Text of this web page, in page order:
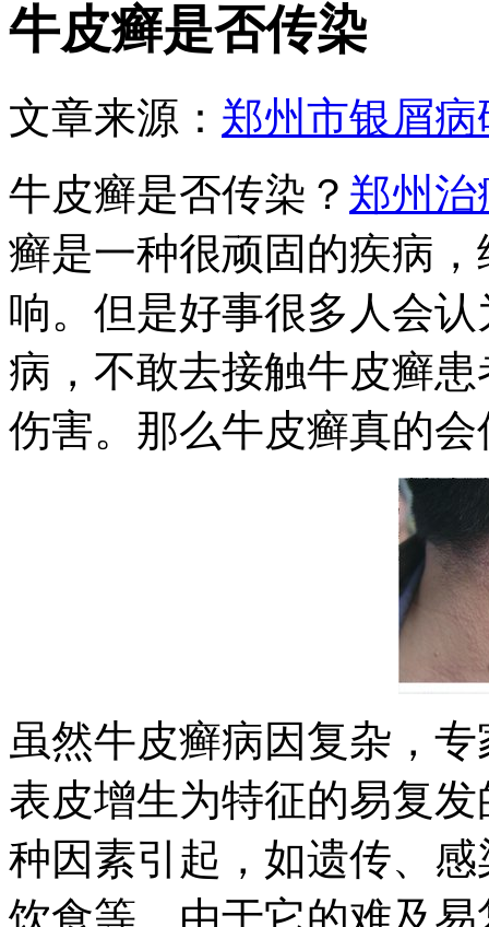
牛皮癣是否传染
文章来源： 郑州市银屑病
牛皮癣是否传染？ 郑州
癣是一种很顽固的疾病
响。但是好事很多人会
病，不敢去接触牛皮癣
伤害。那么牛皮癣真的
虽然牛皮癣病因复杂，
表皮增生为特征的易复
种因素引起，如遗传、
饮食等。由于它的难及